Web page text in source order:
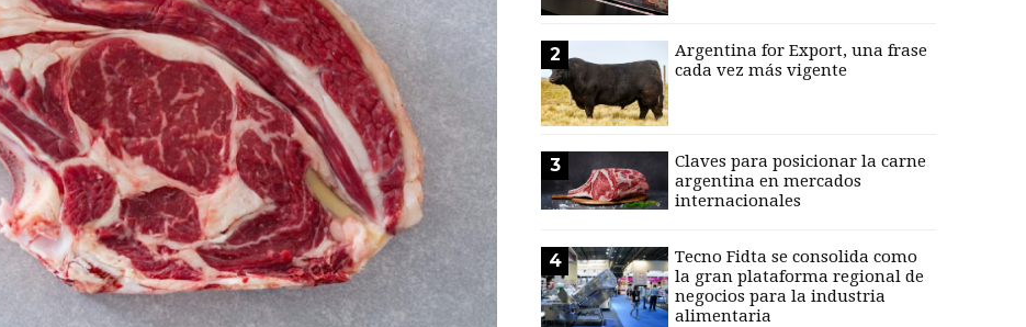
2
Argentina for Export, una frase
cada vez más vigente
3
Claves para posicionar la carne
argentina en mercados
internacionales
4
Tecno Fidta se consolida como
la gran plataforma regional de
negocios para la industria
alimentaria